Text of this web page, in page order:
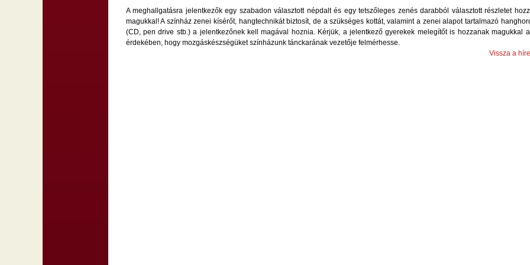
A meghallgatásra jelentkezők egy szabadon választott népdalt és egy tetszőleges zenés darabból választott részletet
magukkal! A színház zenei kísérőt, hangtechnikát biztosít, de a szükséges kottát, valamint a zenei alapot tartalmazó
(CD, pen drive stb.) a jelentkezőnek kell magával hoznia. Kérjük, a jelentkező gyerekek melegítőt is hozzanak magukkal
érdekében, hogy mozgáskészségüket színházunk tánckarának vezetője felmérhesse.
Vissza a